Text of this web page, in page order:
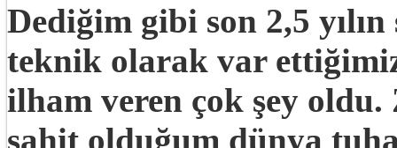
Dediğim gibi son 2,5
teknik olarak var
ilham veren çok şey
şahit olduğum dünya